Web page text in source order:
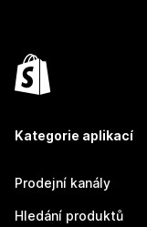
Kategorie aplikací
Prodejní kanály
Hledání produktů